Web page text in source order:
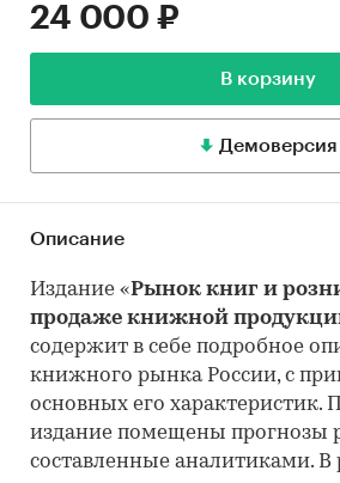
24 000 ₽
В корзину
Демоверсия
Описание
Издание «Рынок книг и
продаже книжной
содержит в себе подробное
книжного рынка России, с
основных его характеристик.
издание помещены прогнозы
составленные аналитиками. В